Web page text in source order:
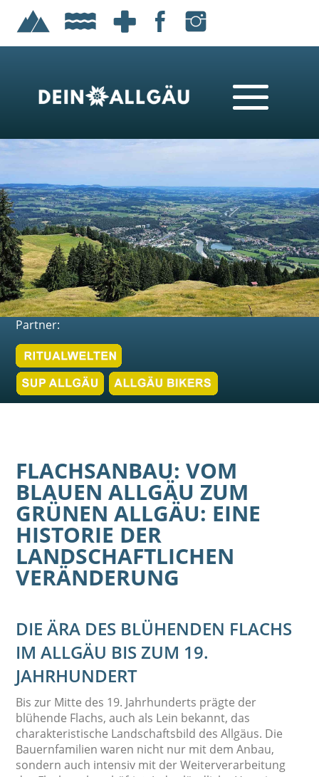
Partner:
FLACHSANBAU: VOM
BLAUEN ALLGÄU ZUM
GRÜNEN ALLGÄU: EINE
HISTORIE DER
LANDSCHAFTLICHEN
VERÄNDERUNG
DIE ÄRA DES BLÜHENDEN FLACHS
IM ALLGÄU BIS ZUM 19.
JAHRHUNDERT
Bis zur Mitte des 19. Jahrhunderts prägte der
blühende Flachs, auch als Lein bekannt, das
charakteristische Landschaftsbild des Allgäus. Die
Bauernfamilien waren nicht nur mit dem Anbau,
sondern auch intensiv mit der Weiterverarbeitung